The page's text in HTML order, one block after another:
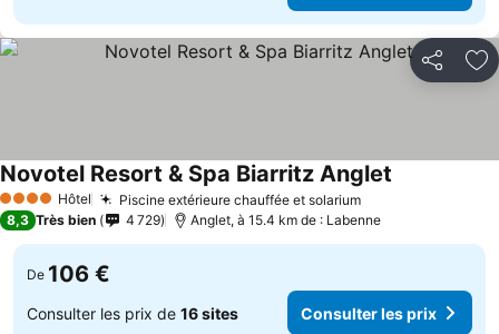
Partager
4 Étoiles Hôtel Piscine extérieure chauffée et solarium
Novotel Resort & Spa Biarritz Anglet
8,3 Très bien 4 729 Anglet, à 15.4 km de : Labenne
De 106 €
Consulter les prix de 16 sites Consulter les prix